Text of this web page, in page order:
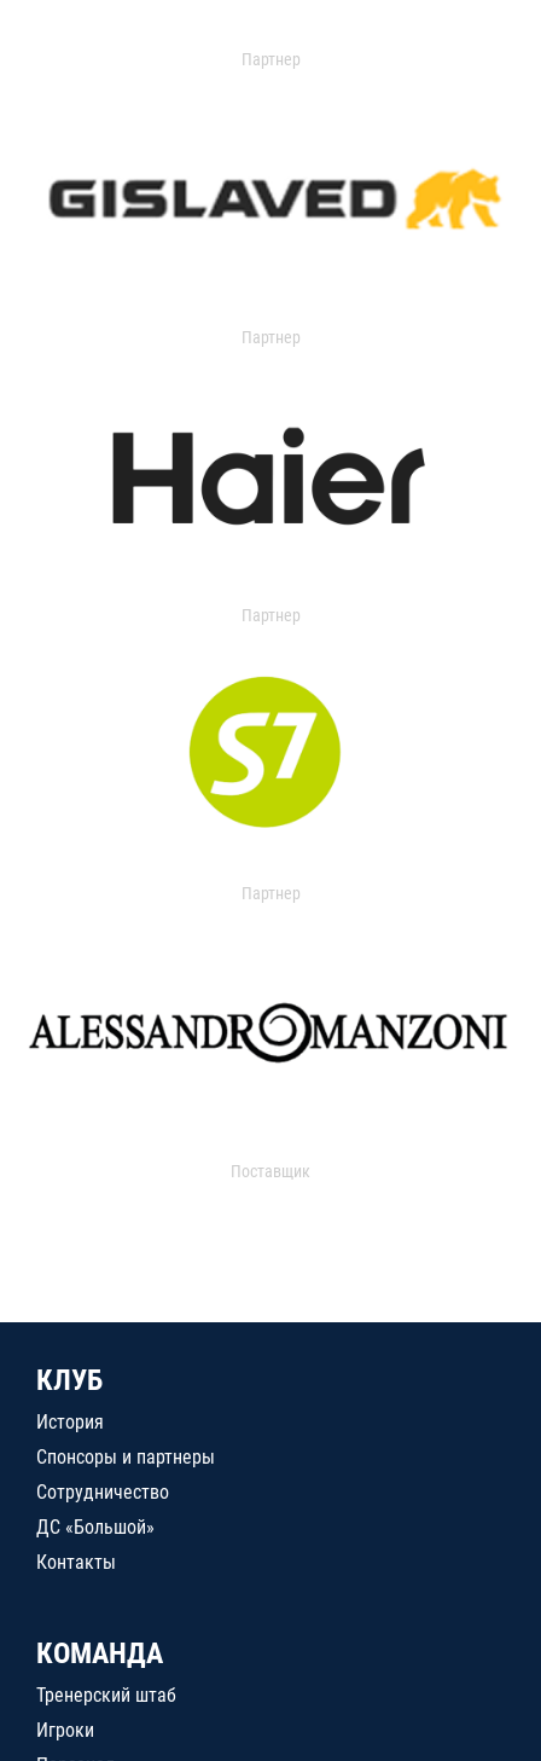
Партнер
Партнер
Партнер
Партнер
Поставщик
КЛУБ
История
Спонсоры и партнеры
Сотрудничество
ДС «Большой»
Контакты
КОМАНДА
Тренерский штаб
Игроки